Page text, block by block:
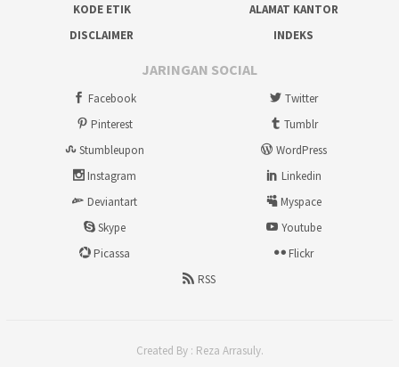
KODE ETIK
ALAMAT KANTOR
DISCLAIMER
INDEKS
JARINGAN SOCIAL
Facebook
Twitter
Pinterest
Tumblr
Stumbleupon
WordPress
Instagram
Linkedin
Deviantart
Myspace
Skype
Youtube
Picassa
Flickr
RSS
Created By : Reza Arrasuly.